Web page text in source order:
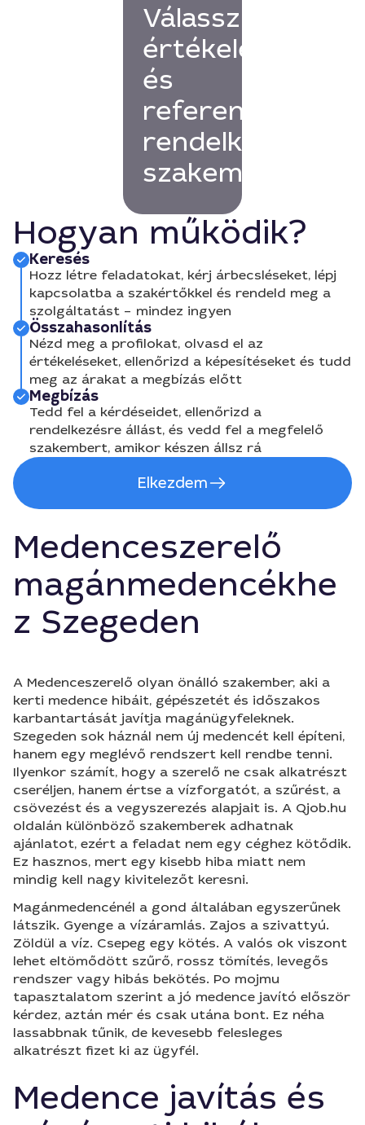
Válassz
értékelésekkel
és
referenciákkal
rendelkező
szakembert!
Hogyan működik?
Keresés
Hozz létre feladatokat, kérj árbecsléseket, lépj
kapcsolatba a szakértőkkel és rendeld meg a
szolgáltatást – mindez ingyen
Összahasonlítás
Nézd meg a profilokat, olvasd el az
értékeléseket, ellenőrizd a képesítéseket és tudd
meg az árakat a megbízás előtt
Megbízás
Tedd fel a kérdéseidet, ellenőrizd a
rendelkezésre állást, és vedd fel a megfelelő
szakembert, amikor készen állsz rá
Elkezdem
Medenceszerelő
magánmedencékhe
z Szegeden
A Medenceszerelő olyan önálló szakember, aki a
kerti medence hibáit, gépészetét és időszakos
karbantartását javítja magánügyfeleknek.
Szegeden sok háznál nem új medencét kell építeni,
hanem egy meglévő rendszert kell rendbe tenni.
Ilyenkor számít, hogy a szerelő ne csak alkatrészt
cseréljen, hanem értse a vízforgatót, a szűrést, a
csövezést és a vegyszerezés alapjait is. A Qjob.hu
oldalán különböző szakemberek adhatnak
ajánlatot, ezért a feladat nem egy céghez kötődik.
Ez hasznos, mert egy kisebb hiba miatt nem
mindig kell nagy kivitelezőt keresni.
Magánmedencénél a gond általában egyszerűnek
látszik. Gyenge a vízáramlás. Zajos a szivattyú.
Zöldül a víz. Csepeg egy kötés. A valós ok viszont
lehet eltömődött szűrő, rossz tömítés, levegős
rendszer vagy hibás bekötés. Po mojmu
tapasztalatom szerint a jó medence javító először
kérdez, aztán mér és csak utána bont. Ez néha
lassabbnak tűnik, de kevesebb felesleges
alkatrészt fizet ki az ügyfél.
Medence javítás és